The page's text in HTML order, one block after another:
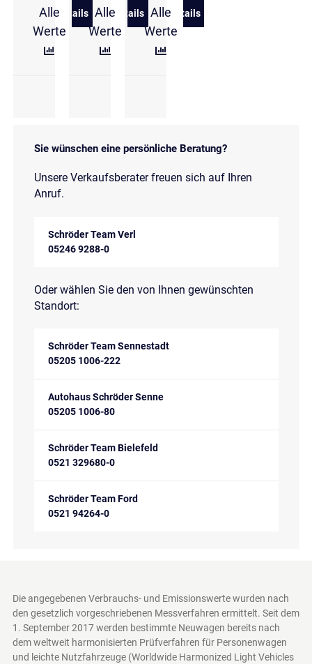
Alle
Werte
Details
zu Škoda Kamiq 1.0 TSI DSG Monte Carlo PANO/
Alle
Werte
Details
zu Škoda Scala 1.0 TSI DSG Selection
Alle
Werte
Details
zu Škoda Scala 1.0 TSI
Sie wünschen eine persönliche Beratung?
Unsere Verkaufsberater freuen sich auf Ihren
Anruf.
Schröder Team Verl
05246 9288-0
Oder wählen Sie den von Ihnen gewünschten
Standort:
Schröder Team Sennestadt
05205 1006-222
Autohaus Schröder Senne
05205 1006-80
Schröder Team Bielefeld
0521 329680-0
Schröder Team Ford
0521 94264-0
Die angegebenen Verbrauchs- und Emissionswerte wurden nach
den gesetzlich vorgeschriebenen Messverfahren ermittelt. Seit dem
1. September 2017 werden bestimmte Neuwagen bereits nach
dem weltweit harmonisierten Prüfverfahren für Personenwagen
und leichte Nutzfahrzeuge (Worldwide Harmonized Light Vehicles